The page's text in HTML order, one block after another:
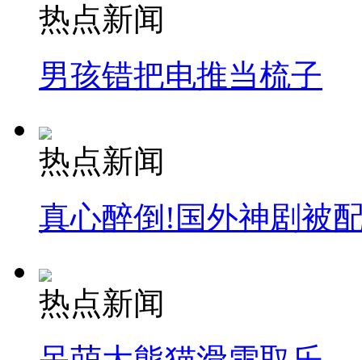
热点新闻
男孩错把电推当梳子
热点新闻
真心醉倒!国外神剧被
热点新闻